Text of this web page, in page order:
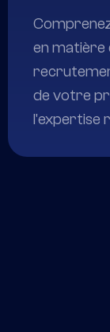
en matière
de votre
l'expertise